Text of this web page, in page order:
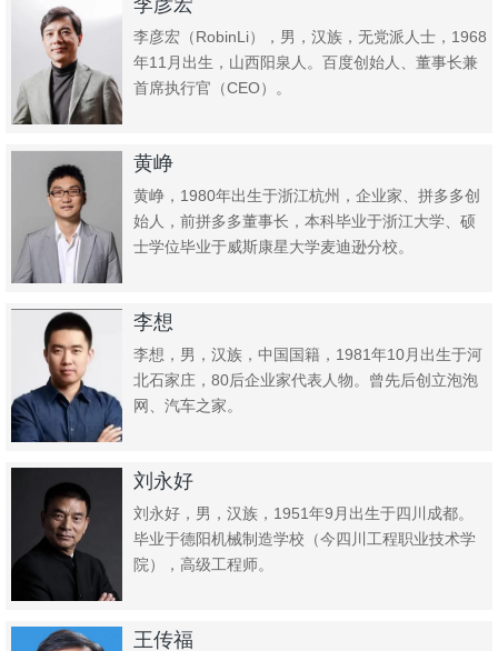
李彦宏
李彦宏（RobinLi），男，汉族，无党派人士，1968
年11月出生，山西阳泉人。百度创始人、董事长兼
首席执行官（CEO）。
黄峥
黄峥，1980年出生于浙江杭州，企业家、拼多多创
始人，前拼多多董事长，本科毕业于浙江大学、硕
士学位毕业于威斯康星大学麦迪逊分校。
李想
李想，男，汉族，中国国籍，1981年10月出生于河
北石家庄，80后企业家代表人物。曾先后创立泡泡
网、汽车之家。
刘永好
刘永好，男，汉族，1951年9月出生于四川成都。
毕业于德阳机械制造学校（今四川工程职业技术学
院），高级工程师。
王传福